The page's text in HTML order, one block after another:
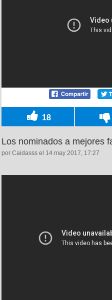
18
Los nominados a mejores
por Caidasss el 14 may 2017, 17:27